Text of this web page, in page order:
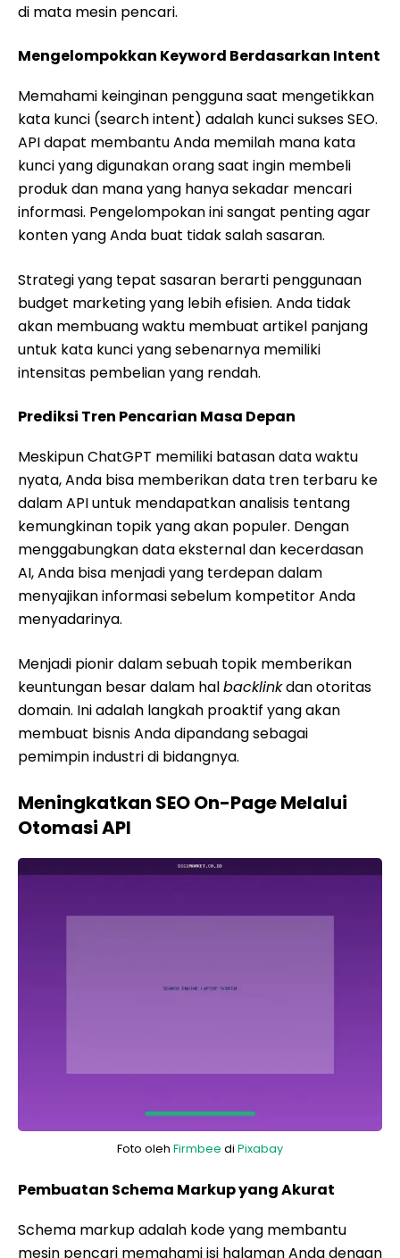
di mata mesin pencari.
Mengelompokkan Keyword Berdasarkan Intent
Memahami keinginan pengguna saat mengetikkan
kata kunci (search intent) adalah kunci sukses SEO.
API dapat membantu Anda memilah mana kata
kunci yang digunakan orang saat ingin membeli
produk dan mana yang hanya sekadar mencari
informasi. Pengelompokan ini sangat penting agar
konten yang Anda buat tidak salah sasaran.
Strategi yang tepat sasaran berarti penggunaan
budget marketing yang lebih efisien. Anda tidak
akan membuang waktu membuat artikel panjang
untuk kata kunci yang sebenarnya memiliki
intensitas pembelian yang rendah.
Prediksi Tren Pencarian Masa Depan
Meskipun ChatGPT memiliki batasan data waktu
nyata, Anda bisa memberikan data tren terbaru ke
dalam API untuk mendapatkan analisis tentang
kemungkinan topik yang akan populer. Dengan
menggabungkan data eksternal dan kecerdasan
AI, Anda bisa menjadi yang terdepan dalam
menyajikan informasi sebelum kompetitor Anda
menyadarinya.
Menjadi pionir dalam sebuah topik memberikan
keuntungan besar dalam halbacklinkdan otoritas
domain. Ini adalah langkah proaktif yang akan
membuat bisnis Anda dipandang sebagai
pemimpin industri di bidangnya.
Meningkatkan SEO On-Page Melalui
Otomasi API
Foto oleh Firmbee di Pixabay
Pembuatan Schema Markup yang Akurat
Schema markup adalah kode yang membantu
mesin pencari memahami isi halaman Anda dengan